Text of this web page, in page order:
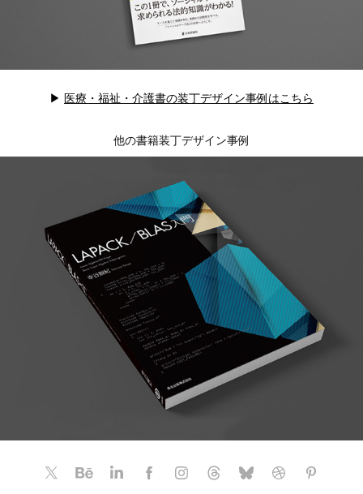
▶︎ 医療・福祉・介護書の装丁デザイン事例はこちら
他の書籍装丁デザイン事例